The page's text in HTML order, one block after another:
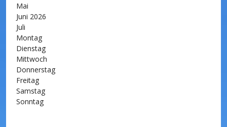
Mai
Juni 2026
Juli
Montag
Dienstag
Mittwoch
Donnerstag
Freitag
Samstag
Sonntag